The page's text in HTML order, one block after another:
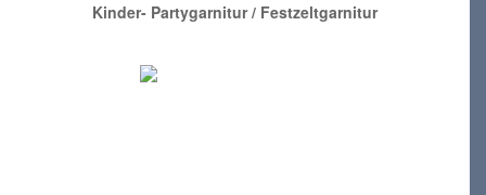
Kinder- Partygarnitur / Festzeltgarnitur